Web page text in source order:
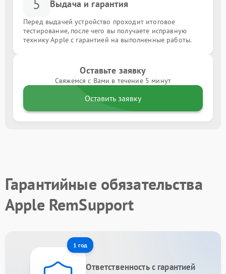
Выдача и гарантия
Перед выдачей устройство проходит итоговое
тестирование, после чего вы получаете исправную
технику Apple с гарантией на выполненные работы.
Оставьте заявку
Свяжемся с Вами в течение 5 минут
Оставить заявку
Гарантийные обязательства
Apple RemSupport
1 год
Ответственность с гарантией